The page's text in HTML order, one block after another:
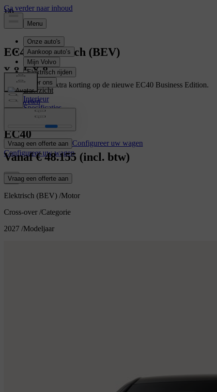
EC40 Elektrisch (BEV)
Overzicht
Interieur
Specificaties
Kenmerken
Vraag een offerte aan Configureer uw wagen
Configureer uw wagen
Geniet van een extra korting op de nieuwe EC40 Business Edition.
Meer weten
EC40
Vanaf€ 48.155 (incl. btw)
Vraag een offerte aan
Elektrisch (BEV) /Motor
Cross-over /Categorie
2027 /Modeljaar
1/0
1/0
1/0